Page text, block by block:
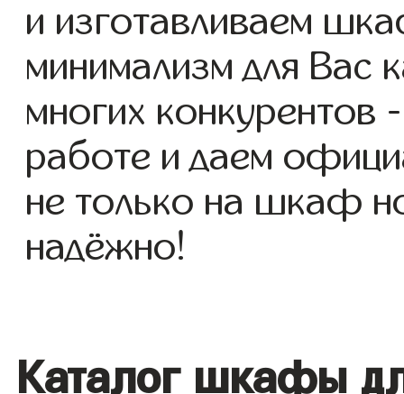
и изготавливаем
минимализм для Вас
многих конкурентов
работе и даем
не только на шкаф
надёжно!
Каталог шкафы